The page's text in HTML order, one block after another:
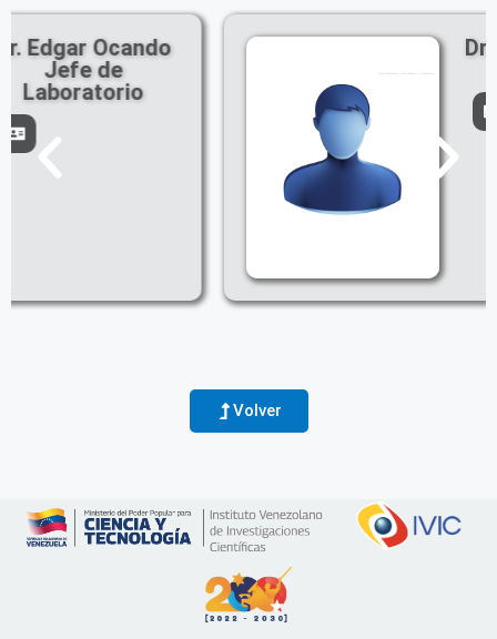
Dr. Alvaro Álvarez-
Volver